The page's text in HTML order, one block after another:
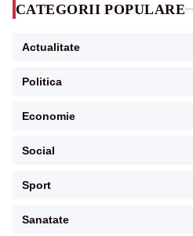
CATEGORII POPULARE
Actualitate
Politica
Economie
Social
Sport
Sanatate